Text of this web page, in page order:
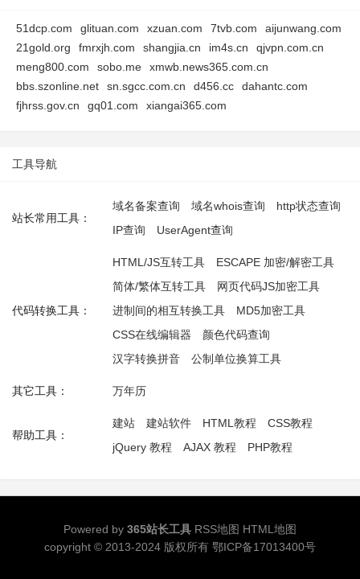
51dcp.com glituan.com xzuan.com 7tvb.com
aijunwang.com
21gold.org
fmrxjh.com shangjia.cn im4s.cn
qjvpn.com.cn
meng800.com
sobo.me
xmwb.news365.com.cn
bbs.szonline.net
sn.sgcc.com.cn d456.cc
dahantc.com
fjhrss.gov.cn
gq01.com xiangai365.com
工具导航
站长常用工具：
域名备案查询 域名whois查询
http状态查询
IP查询
UserAgent查询
代码转换工具：
HTML/JS互转工具
ESCAPE 加密/解密工具
简体/繁体互转工具
网页代码JS加密工具
进制间的相互转换工具
MD5加密工具
CSS在线编辑器
颜色代码查询
汉字转换拼音
公制单位换算工具
其它工具： 万年历
帮助工具：
建站 建站软件 HTML教程
CSS教程
jQuery 教程
AJAX 教程 PHP教程
Powered by 365站长工具 RSS地图 HTML地图
copyright © 2013-2024 版权所有 鄂ICP备17013400号